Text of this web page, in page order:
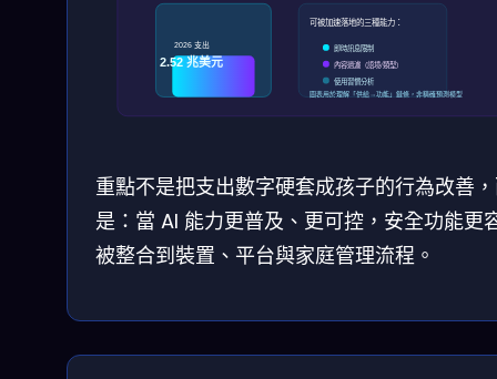
2026 支出
2.52 兆美元
可被加速落地的三種能力：
即時訊息限制
內容過濾（語境/類型）
使用習慣分析
圖表用於理解「供給→功能」鏈條，非精確預測模型
重點不是把支出數字硬套成孩子的行為改善
是：當 AI 能力更普及、更可控，安全功能更
被整合到裝置、平台與家庭管理流程。